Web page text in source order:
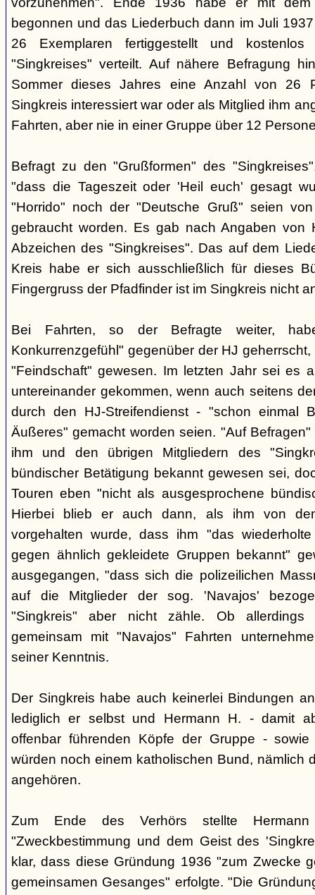
begonnen und das Liederbuch dann im Juli
26 Exemplaren fertiggestellt und
"Singkreises" verteilt. Auf nähere Befragung
Sommer dieses Jahres eine Anzahl von 26
Singkreis interessiert war oder als Mitglied ihm
Fahrten, aber nie in einer Gruppe über 12
Befragt zu den "Grußformen" des
"dass die Tageszeit oder 'Heil euch' gesagt
"Horrido" noch der "Deutsche Gruß" seien
gebraucht worden. Es gab nach Angaben von
Abzeichen des "Singkreises". Das auf dem
Kreis habe er sich ausschließlich für dieses
Fingergruss der Pfadfinder ist im Singkreis nicht
Bei Fahrten, so der Befragte weiter,
Konkurrenzgefühl" gegenüber der HJ
"Feindschaft" gewesen. Im letzten Jahr sei es
untereinander gekommen, wenn auch seitens
durch den HJ-Streifendienst - "schon einmal
Äußeres" gemacht worden seien. "Auf
ihm und den übrigen Mitgliedern des
bündischer Betätigung bekannt gewesen sei,
Touren eben "nicht als ausgesprochene
Hierbei blieb er auch dann, als ihm von
vorgehalten wurde, dass ihm "das
gegen ähnlich gekleidete Gruppen bekannt"
ausgegangen, "dass sich die polizeilichen
auf die Mitglieder der sog. 'Navajos'
"Singkreis" aber nicht zähle. Ob allerdings
gemeinsam mit "Navajos" Fahrten
seiner Kenntnis.
Der Singkreis habe auch keinerlei Bindungen
lediglich er selbst und Hermann H. - damit
offenbar führenden Köpfe der Gruppe -
würden noch einem katholischen Bund, nämlich
angehören.
Zum Ende des Verhörs stellte
"Zweckbestimmung und dem Geist des
klar, dass diese Gründung 1936 "zum Zwecke
gemeinsamen Gesanges" erfolgte. "Die